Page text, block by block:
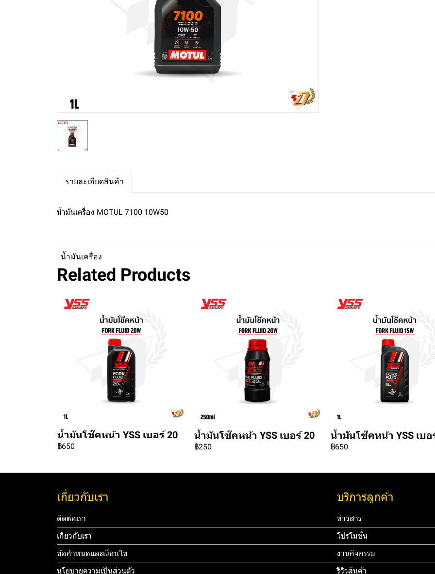
รายละเอียดสินค้า
น้ำมันเครื่อง MOTUL 7100 10W50
น้ำมันเครื่อง
Related Products
น้ำมันโช๊คหน้า YSS เบอร์ 20
฿650
น้ำมันโช๊คหน้า YSS เบอร์ 20
฿250
น้ำมันโช๊คหน้า YSS เบอ
฿650
เกี่ยวกับเรา
ติดต่อเรา
เกี่ยวกับเรา
ข้อกำหนดและเงื่อนไข
นโยบายความเป็นส่วนตัว
บริการลูกค้า
ข่าวสาร
โปรโมชั่น
งานกิจกรรม
รีวิวสินค้า